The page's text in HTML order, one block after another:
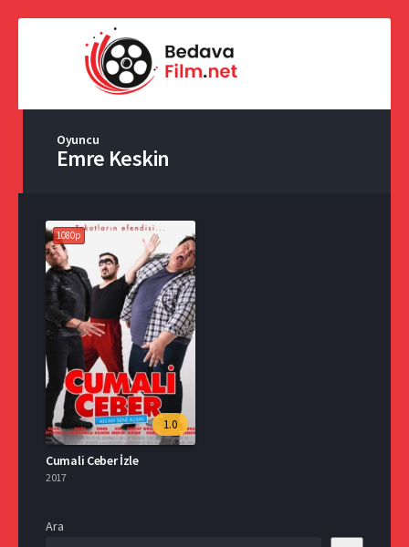
Oyuncu
Emre Keskin
1080p
1.0
Cumali Ceber İzle
2017
Ara